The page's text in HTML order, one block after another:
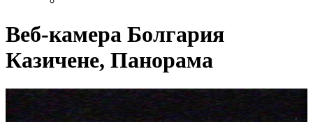
Веб-камера Болгария
Казичене, Панорама